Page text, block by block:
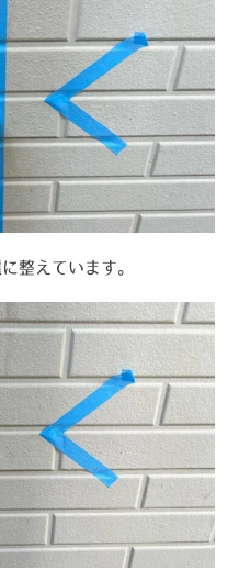
整えています。